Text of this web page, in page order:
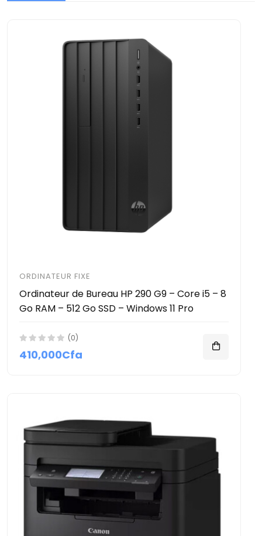
ORDINATEUR FIXE
Ordinateur de Bureau HP 290 G9 – Core i5 – 8
Go RAM – 512 Go SSD – Windows 11 Pro
(0)
410,000Cfa